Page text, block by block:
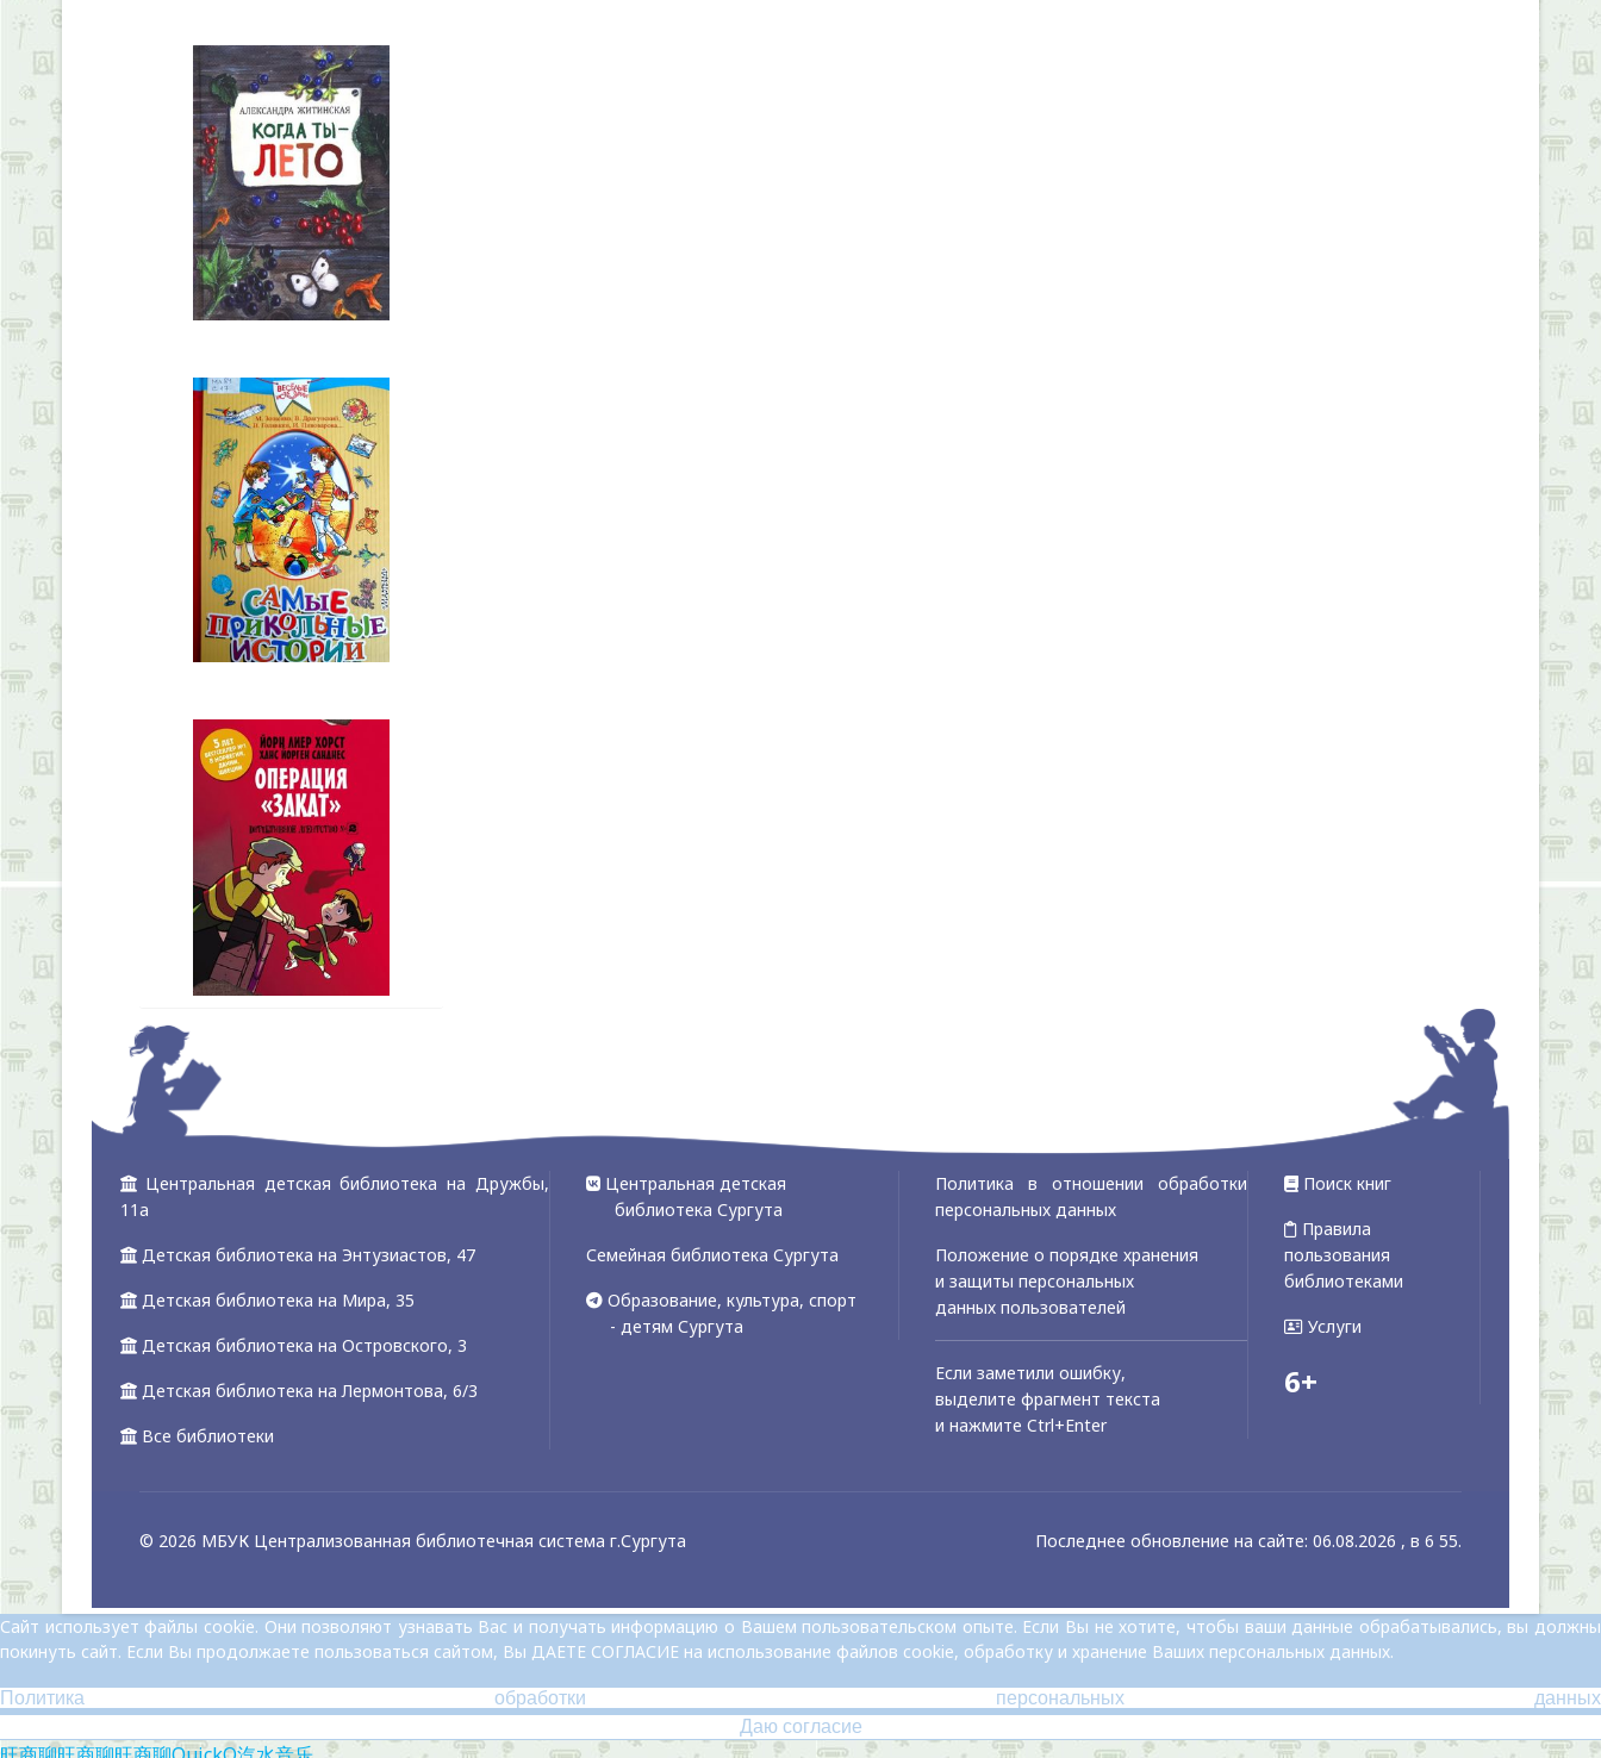
Центральная детская библиотека на Дружбы,
11а
Детская библиотека на Энтузиастов, 47
Детская библиотека на Мира, 35
Детская библиотека на Островского, 3
Детская библиотека на Лермонтова, 6/3
Все библиотеки
Центральная детская
библиотека Сургута
Семейная библиотека Сургута
Образование, культура, спорт
- детям Сургута
Политика в отношении обработки
персональных данных
Положение о порядке хранения
и защиты персональных
данных пользователей
Если заметили ошибку,
выделите фрагмент текста
и нажмите Ctrl+Enter
Поиск книг
Правила
пользования
библиотеками
Услуги
6+
© 2026 МБУК Централизованная библиотечная система г.Сургута Последнее обновление на сайте: 06.08.2026 , в 6 55.
Сайт использует файлы cookie. Они позволяют узнавать Вас и получать информацию о Вашем пользовательском опыте. Если Вы не хотите, чтобы ваши данные обрабатывались, вы должны
покинуть сайт. Если Вы продолжаете пользоваться сайтом, Вы ДАЕТЕ СОГЛАСИЕ на использование файлов cookie, обработку и хранение Ваших персональных данных.
Политика обработки персональных данных
Даю согласие